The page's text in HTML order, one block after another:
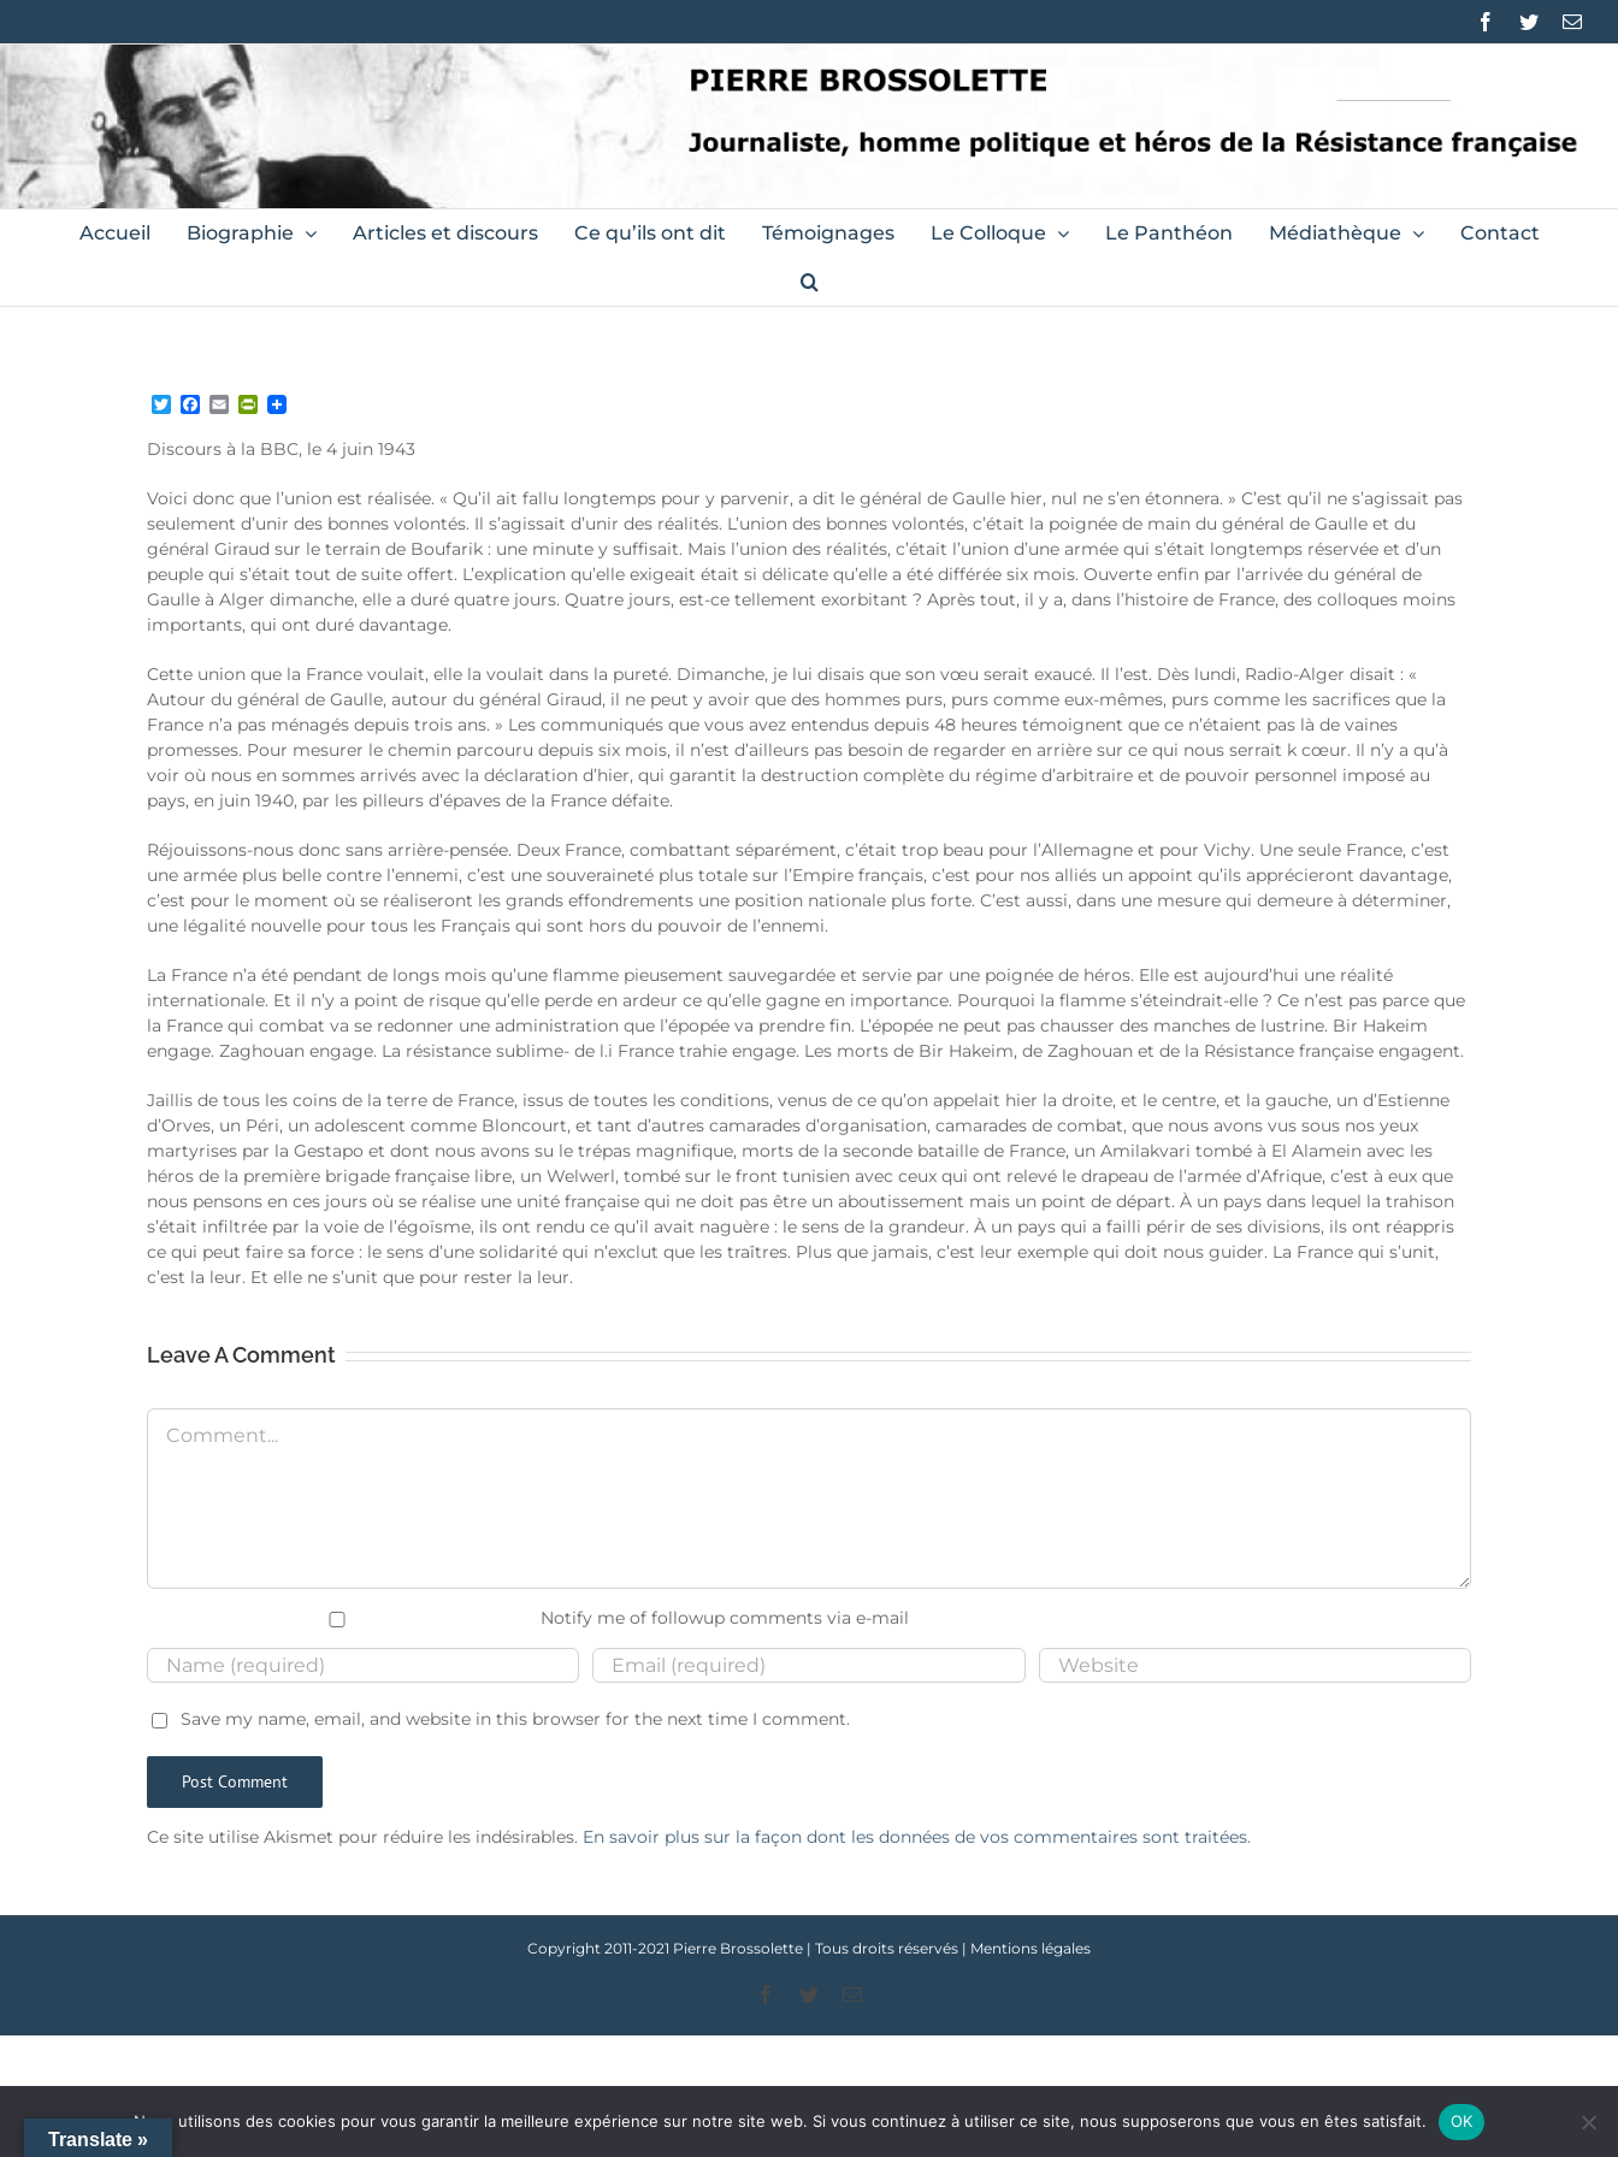
Facebook
Twitter
Search
Accueil Biographie Articles et discours Ce qu’ils ont dit Témoignages Le Colloque Le Panthéon Médiathèque Contact
TwitterFacebook
EmailPrintFriendly
Discours à la BBC, le 4 juin 1943
Voici donc que l’union est réalisée. « Qu’il ait fallu longtemps pour y parvenir, a dit le général de Gaulle hier, nul ne s’en étonnera. » C’est qu’il ne s’agissait pas
seulement d’unir des bonnes volontés. Il s’agissait d’unir des réalités. L’union des bonnes volontés, c’était la poignée de main du général de Gaulle et du
général Giraud sur le terrain de Boufarik : une minute y suffisait. Mais l’union des réalités, c’était l’union d’une armée qui s’était longtemps réservée et d’un
peuple qui s’était tout de suite offert. L’explication qu’elle exigeait était si délicate qu’elle a été différée six mois. Ouverte enfin par l’arrivée du général de
Gaulle à Alger dimanche, elle a duré quatre jours. Quatre jours, est-ce tellement exorbitant ? Après tout, il y a, dans l’histoire de France, des colloques moins
importants, qui ont duré davantage.
Cette union que la France voulait, elle la voulait dans la pureté. Dimanche, je lui disais que son vœu serait exaucé. Il l’est. Dès lundi, Radio-Alger disait : «
Autour du général de Gaulle, autour du général Giraud, il ne peut y avoir que des hommes purs, purs comme eux-mêmes, purs comme les sacrifices que la
France n’a pas ménagés depuis trois ans. » Les communiqués que vous avez entendus depuis 48 heures témoignent que ce n’étaient pas là de vaines
promesses. Pour mesurer le chemin parcouru depuis six mois, il n’est d’ailleurs pas besoin de regarder en arrière sur ce qui nous serrait k cœur. Il n’y a qu’à
voir où nous en sommes arrivés avec la déclaration d’hier, qui garantit la destruction complète du régime d’arbitraire et de pouvoir personnel imposé au
pays, en juin 1940, par les pilleurs d’épaves de la France défaite.
Réjouissons-nous donc sans arrière-pensée. Deux France, combattant séparément, c’était trop beau pour l’Allemagne et pour Vichy. Une seule France, c’est
une armée plus belle contre l’ennemi, c’est une souveraineté plus totale sur l’Empire français, c’est pour nos alliés un appoint qu’ils apprécieront davantage,
c’est pour le moment où se réaliseront les grands effondrements une position nationale plus forte. C’est aussi, dans une mesure qui demeure à déterminer,
une légalité nouvelle pour tous les Français qui sont hors du pouvoir de l’ennemi.
La France n’a été pendant de longs mois qu’une flamme pieusement sauvegardée et servie par une poignée de héros. Elle est aujourd’hui une réalité
internationale. Et il n’y a point de risque qu’elle perde en ardeur ce qu’elle gagne en importance. Pourquoi la flamme s’éteindrait-elle ? Ce n’est pas parce que
la France qui combat va se redonner une administration que l’épopée va prendre fin. L’épopée ne peut pas chausser des manches de lustrine. Bir Hakeim
engage. Zaghouan engage. La résistance sublime- de l.i France trahie engage. Les morts de Bir Hakeim, de Zaghouan et de la Résistance française engagent.
Jaillis de tous les coins de la terre de France, issus de toutes les conditions, venus de ce qu’on appelait hier la droite, et le centre, et la gauche, un d’Estienne
d’Orves, un Péri, un adolescent comme Bloncourt, et tant d’autres camarades d’organisation, camarades de combat, que nous avons vus sous nos yeux
martyrises par la Gestapo et dont nous avons su le trépas magnifique, morts de la seconde bataille de France, un Amilakvari tombé à El Alamein avec les
héros de la première brigade française libre, un Welwerl, tombé sur le front tunisien avec ceux qui ont relevé le drapeau de l’armée d’Afrique, c’est à eux que
nous pensons en ces jours où se réalise une unité française qui ne doit pas être un aboutissement mais un point de départ. À un pays dans lequel la trahison
s’était infiltrée par la voie de l’égoïsme, ils ont rendu ce qu’il avait naguère : le sens de la grandeur. À un pays qui a failli périr de ses divisions, ils ont réappris
ce qui peut faire sa force : le sens d’une solidarité qui n’exclut que les traîtres. Plus que jamais, c’est leur exemple qui doit nous guider. La France qui s’unit,
c’est la leur. Et elle ne s’unit que pour rester la leur.
Leave A Comment
Comment
Notify me of followup comments via e-mail
Save my name, email, and website in this browser for the next time I comment.
Ce site utilise Akismet pour réduire les indésirables. En savoir plus sur la façon dont les données de vos commentaires sont traitées.
Copyright 2011-2021 Pierre Brossolette | Tous droits réservés | Mentions légales
Facebook
TwitterEmail
Translate »
Nous utilisons des cookies pour vous garantir la meilleure expérience sur notre site web. Si vous continuez à utiliser ce site, nous supposerons que vous en êtes satisfait. OK